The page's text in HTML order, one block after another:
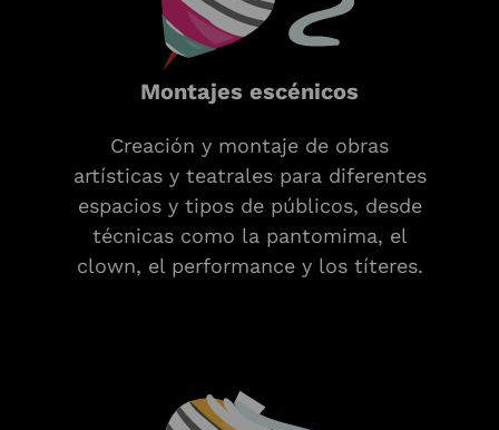
Montajes escénicos
Creación y montaje de obras
artísticas y teatrales para diferentes
espacios y tipos de públicos, desde
técnicas como la pantomima, el
clown, el performance y los títeres.